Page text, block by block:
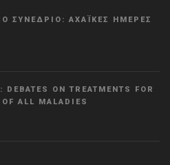
ΣΥΝΈΔΡΙΟ: ΑΧΑΪΚΈΣ ΗΜΈΡΕΣ
DEBATES ON TREATMENTS FOR
ALL MALADIES